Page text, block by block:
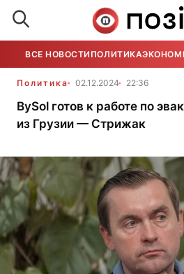
ВСЕ НОВОСТИ ПОЛИТИКА
Политика 02.12.2024 22:36
BySol готов к работе по
из Грузии — Стрижак